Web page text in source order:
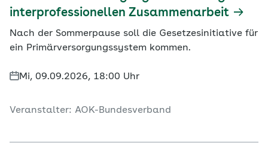
interprofessionellen Zusammenarbeit
Nach der Sommerpause soll die Gesetzesinitiative für
ein Primärversorgungssystem kommen.
Mi, 09.09.2026, 18:00 Uhr
Veranstalter: AOK-Bundesverband